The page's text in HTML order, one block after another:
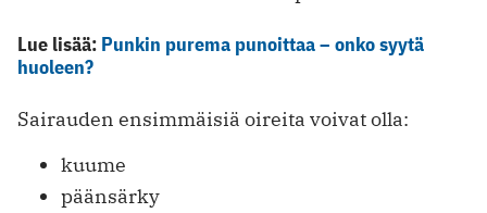
Lue lisää: Punkin purema punoittaa – onko syytä
huoleen?
Sairauden ensimmäisiä oireita voivat olla:
kuume
päänsärky